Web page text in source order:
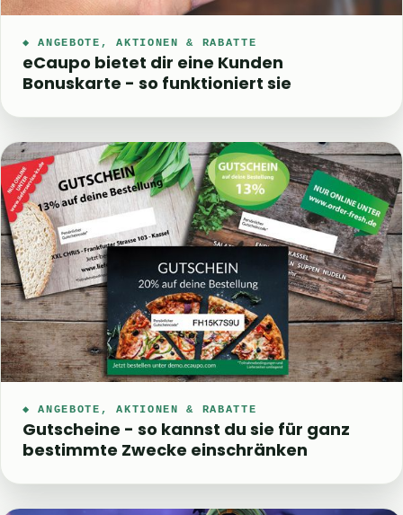
◆ ANGEBOTE, AKTIONEN & RABATTE
eCaupo bietet dir eine Kunden
Bonuskarte - so funktioniert sie
◆ ANGEBOTE, AKTIONEN & RABATTE
Gutscheine - so kannst du sie für ganz
bestimmte Zwecke einschränken